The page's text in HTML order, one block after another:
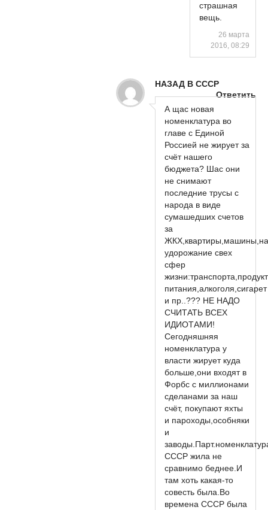
страшная
вещь.
26 марта
2016, 08:29
НАЗАД В СССР
Ответить
А щас новая
номенклатура во
главе с Единой
Россией не жирует за
счёт нашего
бюджета? Шас они
не снимают
последние трусы с
народа в виде
сумашедших счетов
за
удорожание свех
сфер
питания,алкоголя,сигарет
и пр..??? НЕ НАДО
СЧИТАТЬ ВСЕХ
ИДИОТАМИ!
Сегодняшняя
номенклатура у
власти жирует куда
больше,они входят в
Форбс с миллионами
сделанами за наш
счёт, покупают яхты
и пароходы,особняки
и
СССР жила не
сравнимо беднее.И
там хоть какая-то
совесть была.Во
времена СССР была